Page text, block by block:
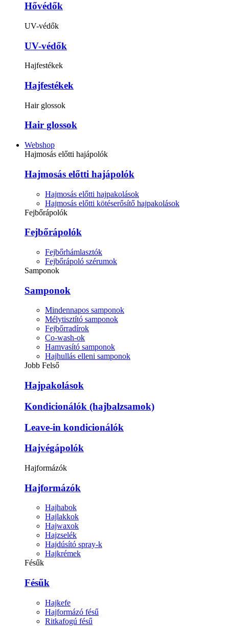
Hővédők
UV-védők
UV-védők
Hajfestékek
Hajfestékek
Hair glossok
Hair glossok
Webshop
Hajmosás előtti hajápolók
Hajmosás előtti hajápolók
Hajmosás előtti hajpakolások
Hajmosás előtti kötéserősítő hajpakolások
Fejbőrápolók
Fejbőrápolók
Fejbőrhámlasztók
Fejbőrápoló szérumok
Samponok
Samponok
Mindennapos samponok
Mélytisztító samponok
Fejbőrradírok
Co-wash-ok
Hamvasító samponok
Hajhullás elleni samponok
Jobb Felső
Hajpakolások
Kondicionálók (hajbalzsamok)
Leave-in kondicionálók
Hajvégápolók
Hajformázók
Hajformázók
Hajhabok
Hajlakkok
Hajwaxok
Hajzselék
Hajdúsító spray-k
Hajkrémek
Fésűk
Fésűk
Hajkefe
Hajformázó fésű
Ritkafogú fésű